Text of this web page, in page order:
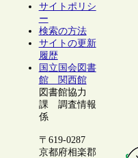
サイトポリシ
ー
検索の方法
サイトの更新
履歴
国立国会図書
館 関西館
図書館協力
課 調査情報
係
〒619-0287
京都府相楽郡